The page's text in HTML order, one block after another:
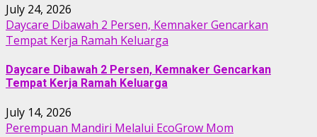
July 24, 2026
Daycare Dibawah 2 Persen, Kemnaker Gencarkan
Tempat Kerja Ramah Keluarga
Daycare Dibawah 2 Persen, Kemnaker Gencarkan
Tempat Kerja Ramah Keluarga
July 14, 2026
Perempuan Mandiri Melalui EcoGrow Mom